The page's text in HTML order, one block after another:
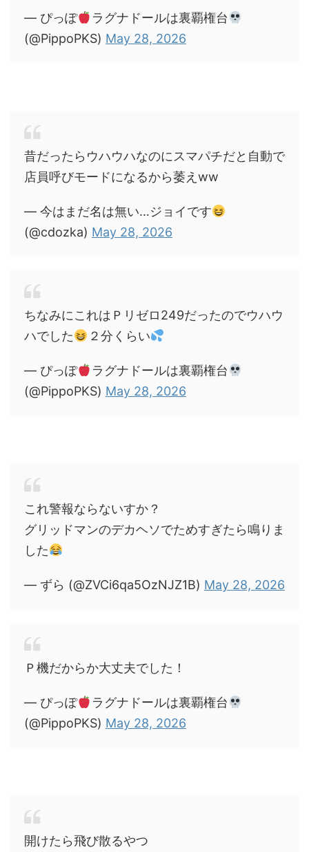
— ぴっぽ
ラグナドールは裏覇権台
(@PippoPKS) May 28, 2026
昔だったらウハウハなのにスマパチだと自動で
店員呼びモードになるから萎えww
— 今はまだ名は無い…ジョイです
(@cdozka) May 28, 2026
ちなみにこれはＰリゼロ249だったのでウハウ
ハでした
２分くらい
— ぴっぽ
ラグナドールは裏覇権台
(@PippoPKS) May 28, 2026
これ警報ならないすか？
グリッドマンのデカヘソでためすぎたら鳴りま
した
— ずら (@ZVCi6qa5OzNJZ1B) May 28, 2026
Ｐ機だからか大丈夫でした！
— ぴっぽ
ラグナドールは裏覇権台
(@PippoPKS) May 28, 2026
開けたら飛び散るやつ